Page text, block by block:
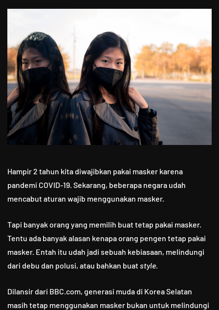
Hampir 2 tahun kita diwajibkan pakai masker karena
pandemi COVID-19. Sekarang, beberapa negara udah
mencabut aturan wajib menggunakan masker.
Tapi banyak orang yang memilih buat tetap pakai masker.
Tentu ada banyak alasan kenapa orang pengen tetap pakai
masker. Entah itu udah jadi sebuah kebiasaan, melindungi
dari debu dan polusi, atau bahkan buatstyle.
Dilansir dari BBC.com, generasi muda di Korea Selatan
masih tetap menggunakan masker bukan untuk melindungi